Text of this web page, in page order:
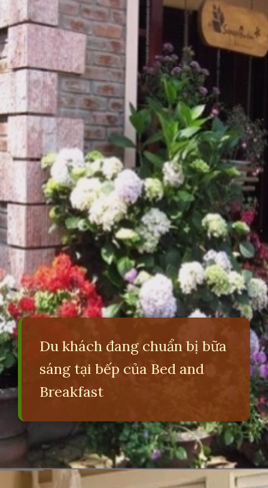
Đang mở https://erci.edu.vn/bed-and-breakfast-la-gi
Du khách đang chuẩn bị bữa
sáng tại bếp của Bed and
Breakfast